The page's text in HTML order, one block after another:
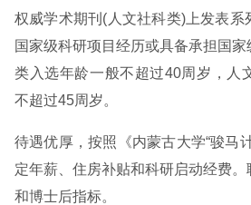
权威学术期刊(人文社科类)上发表系
国家级科研项目经历或具备承担国
类入选年龄一般不超过40周岁，人
不超过45周岁。
待遇优厚，按照《内蒙古大学“骏马
定年薪、住房补贴和科研启动经费
和博士后指标。